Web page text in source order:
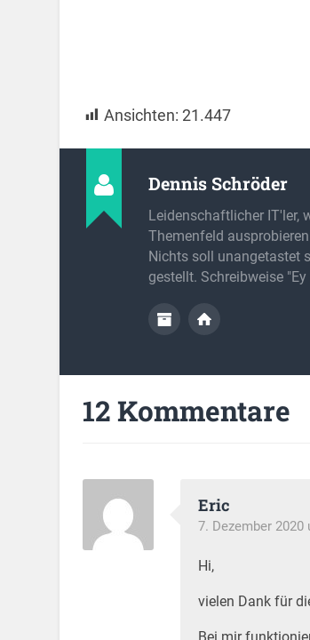
Ansichten: 21.447
Dennis Schröder
Leidenschaftlicher IT'ler,
Themenfeld
Nichts soll unangetastet
gestellt. Schreibweise "Ey
12 Kommentare
Eric
7. Dezember 2020
Hi,
vielen Dank für